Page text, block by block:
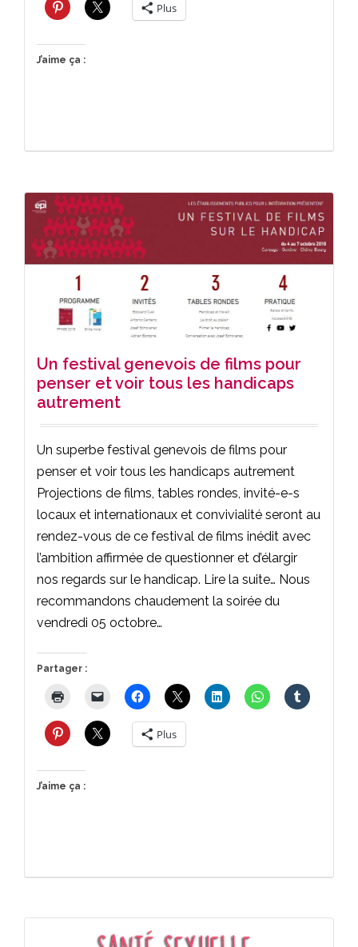
Plus
J’aime ça :
Un festival genevois de films pour
penser et voir tous les handicaps
autrement
Un superbe festival genevois de films pour
penser et voir tous les handicaps autrement
Projections de films, tables rondes, invité-e-s
locaux et internationaux et convivialité seront au
rendez-vous de ce festival de films inédit avec
l’ambition affirmée de questionner et d’élargir
nos regards sur le handicap. Lire la suite… Nous
recommandons chaudement la soirée du
vendredi 05 octobre…
Partager :
Plus
J’aime ça :